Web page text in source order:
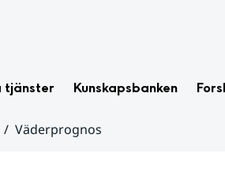
tjänster Kunskapsbanken
Väderprognos